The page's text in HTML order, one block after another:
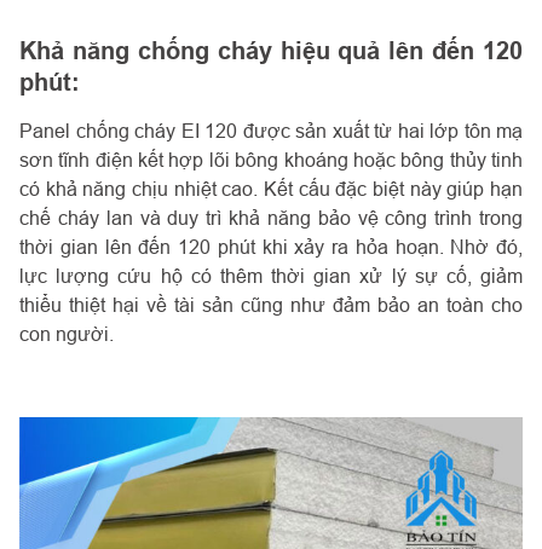
Khả năng chống cháy hiệu quả lên đến 120
phút:
Panel chống cháy EI 120 được sản xuất từ hai lớp tôn mạ
sơn tĩnh điện kết hợp lõi bông khoáng hoặc bông thủy tinh
có khả năng chịu nhiệt cao. Kết cấu đặc biệt này giúp hạn
chế cháy lan và duy trì khả năng bảo vệ công trình trong
thời gian lên đến 120 phút khi xảy ra hỏa hoạn. Nhờ đó,
lực lượng cứu hộ có thêm thời gian xử lý sự cố, giảm
thiểu thiệt hại về tài sản cũng như đảm bảo an toàn cho
con người.